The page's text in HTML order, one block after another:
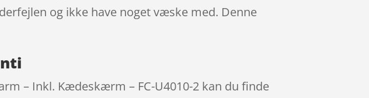
og ikke have noget væske med. Denne
– Inkl. Kædeskærm – FC-U4010-2 kan du finde